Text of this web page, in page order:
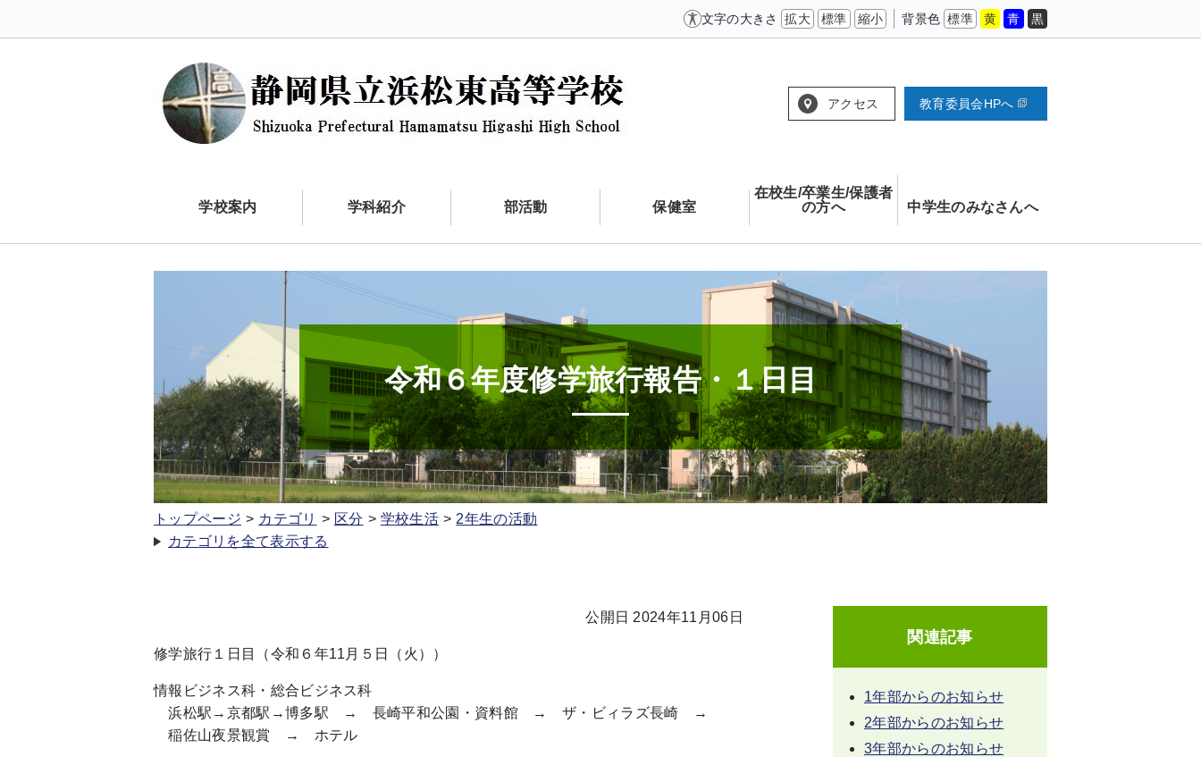
文字の大きさ 拡大 標準 縮小 背景色 標準 黄 青 黒
アクセス 教育委員会HPへ
学校案内 学科紹介 部活動 保健室
在校生/卒業生/保護者
の方へ
中学生のみなさんへ
令和６年度修学旅行報告・１日目
トップページ カテゴリ 区分 学校生活
2年生の活動
カテゴリを全て表示する
公開日 2024年11月06日
修学旅行１日目（令和６年11月５日（火））
情報ビジネス科・総合ビジネス科
浜松駅→京都駅→博多駅 → 長崎平和公園・資料館 → ザ・ビィラズ長崎 →
稲佐山夜景観賞 → ホテル
関連記事
1年部からのお知らせ
2年部からのお知らせ
3年部からのお知らせ